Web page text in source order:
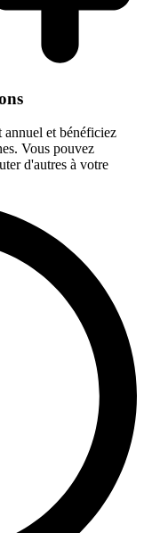
annuel et bénéficiez
Vous pouvez
d'autres à votre